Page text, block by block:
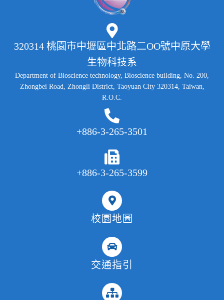
320314 桃園市中壢區中北路二OO號中原大學
生物科技系
Department of Bioscience technology, Bioscience building, No. 200,
Zhongbei Road, Zhongli District, Taoyuan City 320314, Taiwan,
R.O.C.
+886-3-265-3501
+886-3-265-3599
校園地圖
交通指引